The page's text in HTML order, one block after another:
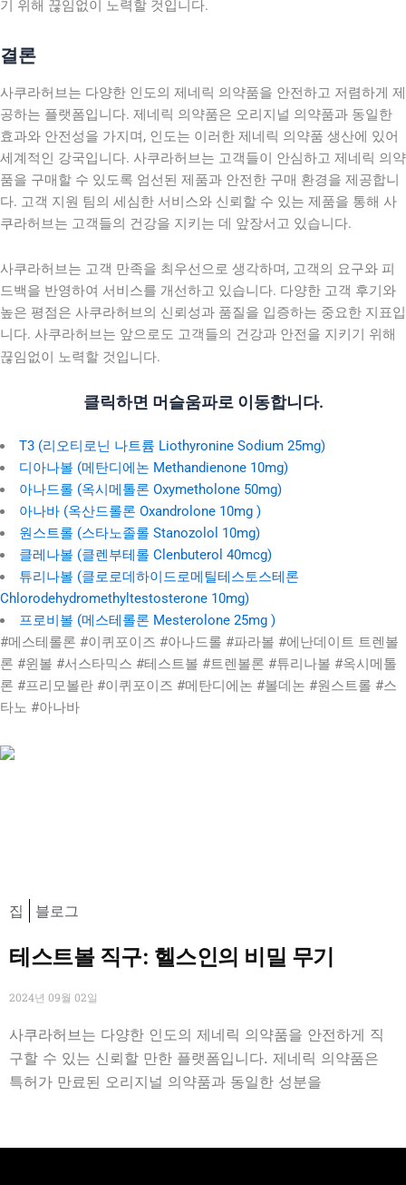
기 위해 끊임없이 노력할 것입니다.
결론
사쿠라허브는 다양한 인도의 제네릭 의약품을 안전하고 저렴하게 제
공하는 플랫폼입니다. 제네릭 의약품은 오리지널 의약품과 동일한
효과와 안전성을 가지며, 인도는 이러한 제네릭 의약품 생산에 있어
세계적인 강국입니다. 사쿠라허브는 고객들이 안심하고 제네릭 의약
품을 구매할 수 있도록 엄선된 제품과 안전한 구매 환경을 제공합니
다. 고객 지원 팀의 세심한 서비스와 신뢰할 수 있는 제품을 통해 사
쿠라허브는 고객들의 건강을 지키는 데 앞장서고 있습니다.
사쿠라허브는 고객 만족을 최우선으로 생각하며, 고객의 요구와 피
드백을 반영하여 서비스를 개선하고 있습니다. 다양한 고객 후기와
높은 평점은 사쿠라허브의 신뢰성과 품질을 입증하는 중요한 지표입
니다. 사쿠라허브는 앞으로도 고객들의 건강과 안전을 지키기 위해
끊임없이 노력할 것입니다.
클릭하면 머슬움파로 이동합니다.
T3 (리오티로닌 나트륨 Liothyronine Sodium 25mg)
디아나볼 (메탄디에논 Methandienone 10mg)
아나드롤 (옥시메톨론 Oxymetholone 50mg)
아나바 (옥산드롤론 Oxandrolone 10mg )
원스트롤 (스타노졸롤 Stanozolol 10mg)
클레나볼 (클렌부테롤 Clenbuterol 40mcg)
튜리나볼 (클로로데하이드로메틸테스토스테론
Chlorodehydromethyltestosterone 10mg)
프로비볼 (메스테롤론 Mesterolone 25mg )
#메스테롤론 #이퀴포이즈 #아나드롤 #파라볼 #에난데이트 트렌볼
론 #윈볼 #서스타믹스 #테스트볼 #트렌볼론 #튜리나볼 #옥시메톨
론 #프리모볼란 #이퀴포이즈 #메탄디에논 #볼데논 #원스트롤 #스
타노 #아나바
집 블로그
테스트볼 직구: 헬스인의 비밀 무기
2024년 09월 02일
사쿠라허브는 다양한 인도의 제네릭 의약품을 안전하게 직
구할 수 있는 신뢰할 만한 플랫폼입니다. 제네릭 의약품은
특허가 만료된 오리지널 의약품과 동일한 성분을